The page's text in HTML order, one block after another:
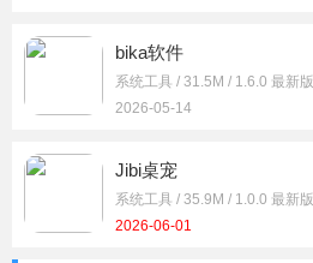
bika软件
系统工具 / 31.5M / 1.6.0 最新版
2026-05-14
Jibi桌宠
系统工具 / 35.9M / 1.0.0 最新版
2026-06-01